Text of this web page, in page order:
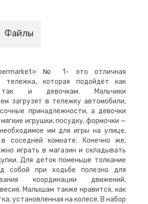
Файлы
№ 1- это отличная
тележка, которая подойдёт как
так и девочкам. Мальчики
загрузят в тележку автомобили,
принадлежности, а девочки
игрушки, посудку, формочки —
им для игры на улице,
соседней комнате. Конечно же,
играть в магазин и складывать
Для деток поменьше толкание
собой при ходьбе полезно для
координации движений,
Малышам также нравится, как
установленная на колесе. В набор